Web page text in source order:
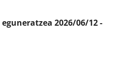
eguneratzea 2026/06/12 -